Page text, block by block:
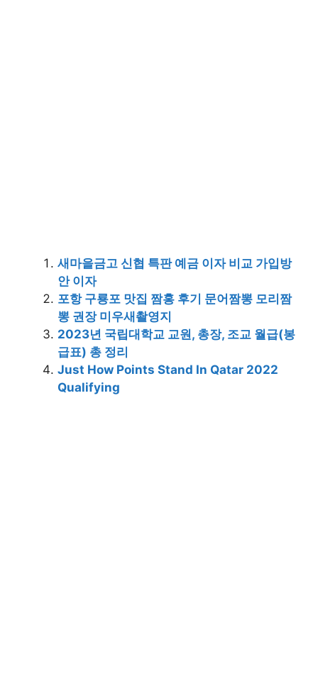
새마을금고 신협 특판 예금 이자 비교 가입방
안 이자
포항 구룡포 맛집 짬홍 후기 문어짬뽕 모리짬
뽕 권장 미우새촬영지
2023년 국립대학교 교원, 총장, 조교 월급(봉
급표) 총 정리
Just How Points Stand In Qatar 2022
Qualifying